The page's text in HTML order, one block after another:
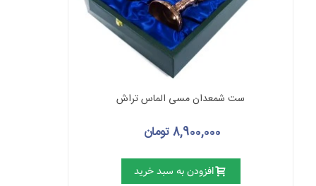
ست شمعدان مسی الماس تراش
8,900,000 تومان
افزودن به سبد خرید